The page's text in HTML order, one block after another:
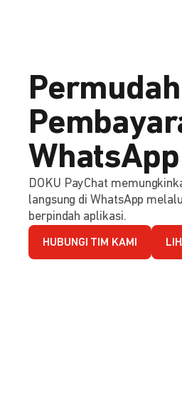
WhatsApp
DOKU PayChat
langsung di WhatsApp
berpindah aplikasi.
HUBUNGI TIM KAMI